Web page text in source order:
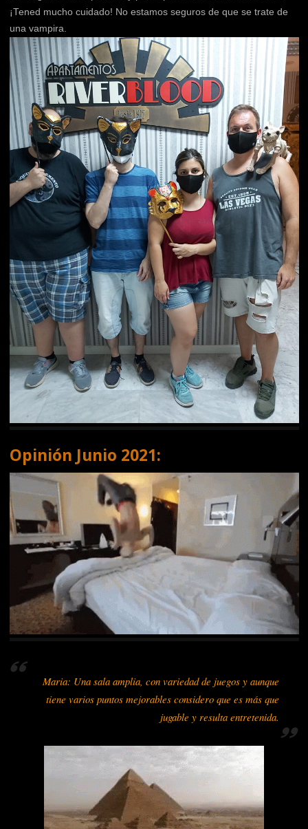
¡Tened mucho cuidado! No estamos seguros de que se trate de
una vampira.
Opinión Junio 2021:
Maria: Una sala amplia, con variedad de juegos y aunque
tiene varios puntos mejorables considero que es más que
jugable y resulta entretenida.